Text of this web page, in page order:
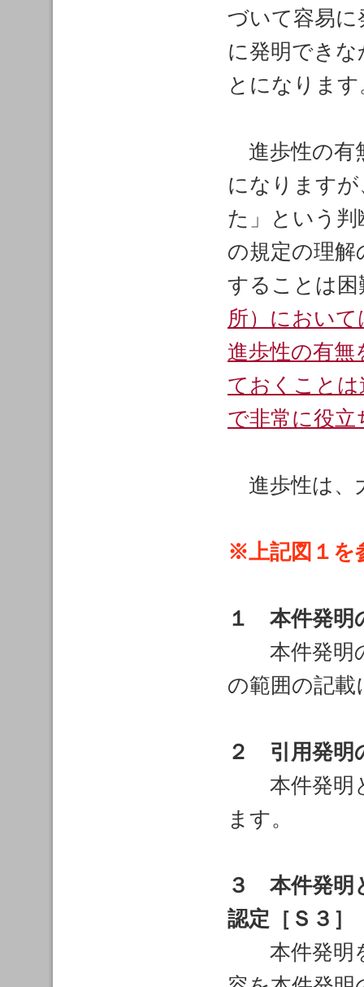
づいて容易
に発明でき
とになります
進歩性の有
になります
た」という
の規定の理解
することは
所）におい
進歩性の有
ておくこと
で非常に役立
進歩性は、
※上記図１を
１ 本件発明
本件発明の
の範囲の記
２ 引用発明
本件発明と
ます。
３ 本件発明
認定［Ｓ３］
本件発明を